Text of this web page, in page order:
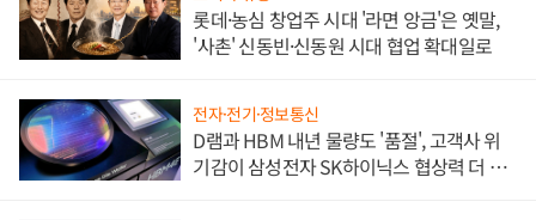
롯데·농심 창업주 시대 '라면 앙금'은 옛말,
'사촌' 신동빈·신동원 시대 협업 확대일로
전자·전기·정보통신
D램과 HBM 내년 물량도 '품절', 고객사 위
기감이 삼성전자 SK하이닉스 협상력 더 키